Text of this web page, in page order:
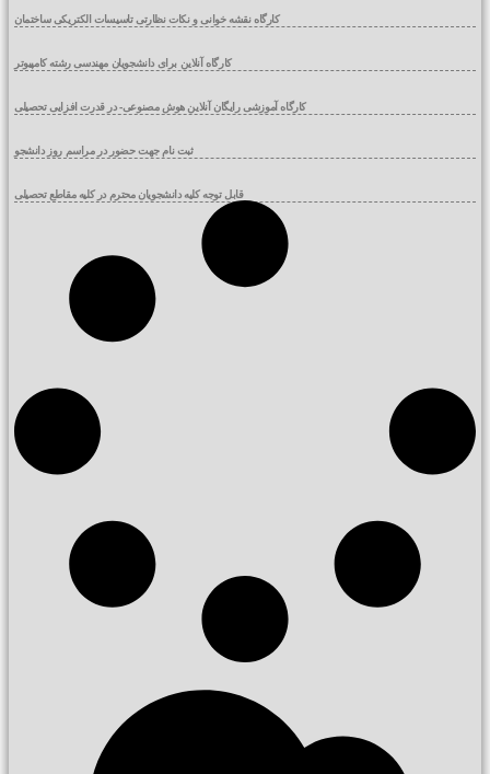
کارگاه نقشه خوانی و نکات نظارتی تاسیسات الکتریکی ساختمان
کارگاه آنلاین برای دانشجویان مهندسی رشته کامپیوتر
کارگاه آموزشی رایگان آنلاین هوش مصنوعی- در قدرت افزایی تحصیلی
ثبت نام جهت حضور در مراسم روز دانشجو
قابل توجه کلیه دانشجویان محترم در کلیه مقاطع تحصیلی